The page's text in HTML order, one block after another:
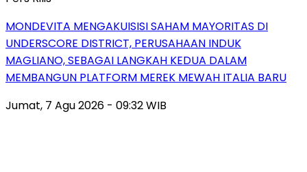
MONDEVITA MENGAKUISISI SAHAM MAYORITAS DI
UNDERSCORE DISTRICT, PERUSAHAAN INDUK
MAGLIANO, SEBAGAI LANGKAH KEDUA DALAM
MEMBANGUN PLATFORM MEREK MEWAH ITALIA BARU
Jumat, 7 Agu 2026 - 09:32 WIB